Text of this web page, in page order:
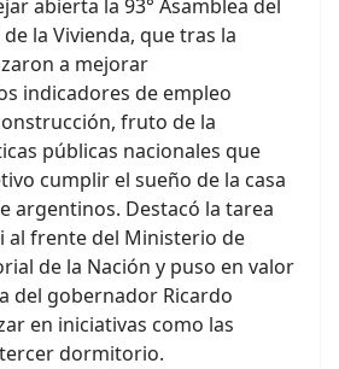
abierta la 93° Asamblea del
la Vivienda, que tras la
a mejorar
indicadores de empleo
fruto de la
públicas nacionales que
cumplir el sueño de la casa
argentinos. Destacó la tarea
al frente del Ministerio de
de la Nación y puso en valor
del gobernador Ricardo
en iniciativas como las
dormitorio.